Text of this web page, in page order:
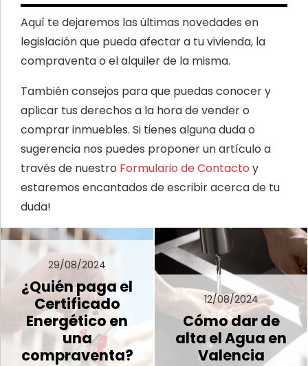
Aquí te dejaremos las últimas novedades en
legislación que pueda afectar a tu vivienda, la
compraventa o el alquiler de la misma.
También consejos para que puedas conocer y
aplicar tus derechos a la hora de vender o
comprar inmuebles. Si tienes alguna duda o
sugerencia nos puedes proponer un artículo a
través de nuestro Formulario de Contacto y
estaremos encantados de escribir acerca de tu
duda!
29/08/2024
¿Quién paga el
Certificado
Energético en
una
compraventa?
12/08/2024
Cómo dar de
alta el Agua en
Valencia